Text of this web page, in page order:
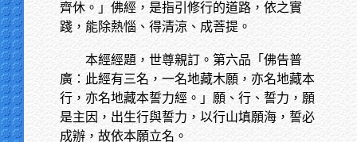
齊休。」佛經，是指引修行的道路，依之實
踐，能除熱惱、得清涼、成菩提。
本經經題，世尊親訂。第六品「佛告普
廣：此經有三名，一名地藏木願，亦名地藏本
行，亦名地藏本誓力經。」願、行、誓力，願
是主因，出生行與誓力，以行山填願海，誓必
成辦，故依本願立名。